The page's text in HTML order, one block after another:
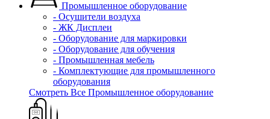
Промышленное оборудование
- Осушители воздуха
- ЖК Дисплеи
- Оборудование для маркировки
- Оборудование для обучения
- Промышленная мебель
- Комплектующие для промышленного
оборудования
Смотреть Все Промышленное оборудование